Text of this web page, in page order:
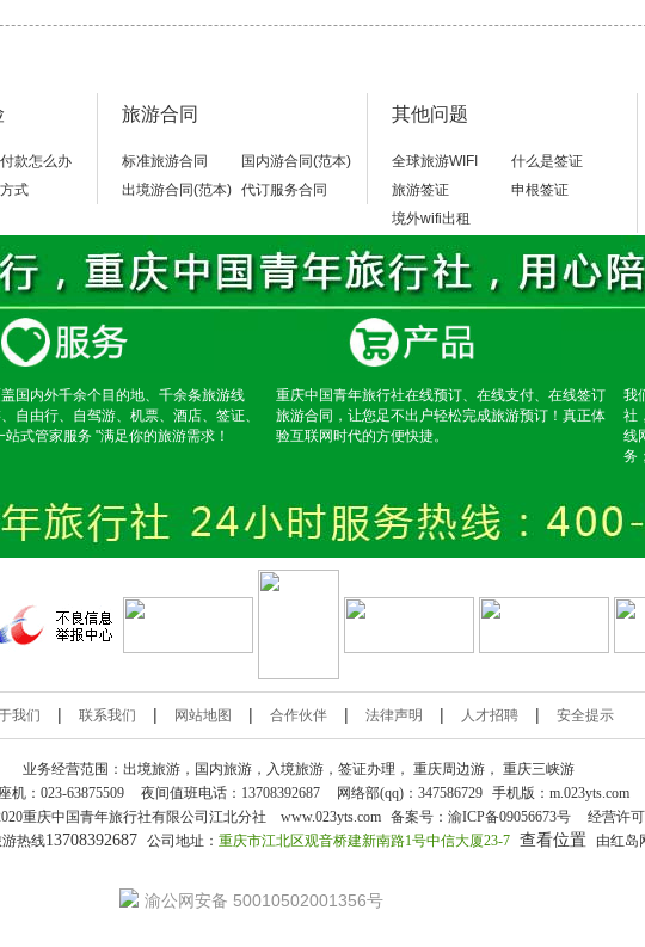
款怎么办
式
旅游合同
标准旅游合同
国内游合同(范本)
出境游合同(范本) 代订服务合同
其他问题
全球旅游WIFI
什么是签证
旅游签证
申根签证
境外wifi出租
国内外千余个目的地、千余条旅游线
自由行、自驾游、机票、酒店、签证、
式管家服务 "满足你的旅游需求！
重庆中国青年旅行社在线预订、在线支付、在线签订
旅游合同，让您足不出户轻松完成旅游预订！真正体
验互联网时代的方便快捷。
我
社
线
务
我们 | 联系我们 | 网站地图 | 合作伙伴 | 法律声明 | 人才招聘 | 安全提示
业务经营范围：出境旅游，国内旅游，入境旅游，签证办理， 重庆周边游 ， 重庆三峡游
机： 023-63875509 夜间值班电话：13708392687 网络部(qq)： 347586729 手机版： m.023yts.com
重庆中国青年旅行社有限公司江北分社 www.023yts.com 备案号： 渝ICP备09056673号 经营许可
热线13708392687 公司地址： 重庆市江北区观音桥建新南路1号中信大厦23-7 查看位置 由红岛
渝公网安备 50010502001356号